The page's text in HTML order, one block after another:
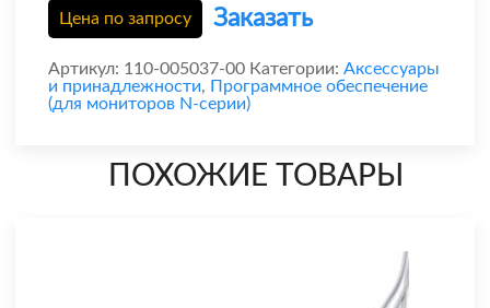
Цена по запросу Заказать
Артикул: 110-005037-00 Категории: Аксессуары
и принадлежности, Программное обеспечение
(для мониторов N-серии)
ПОХОЖИЕ ТОВАРЫ